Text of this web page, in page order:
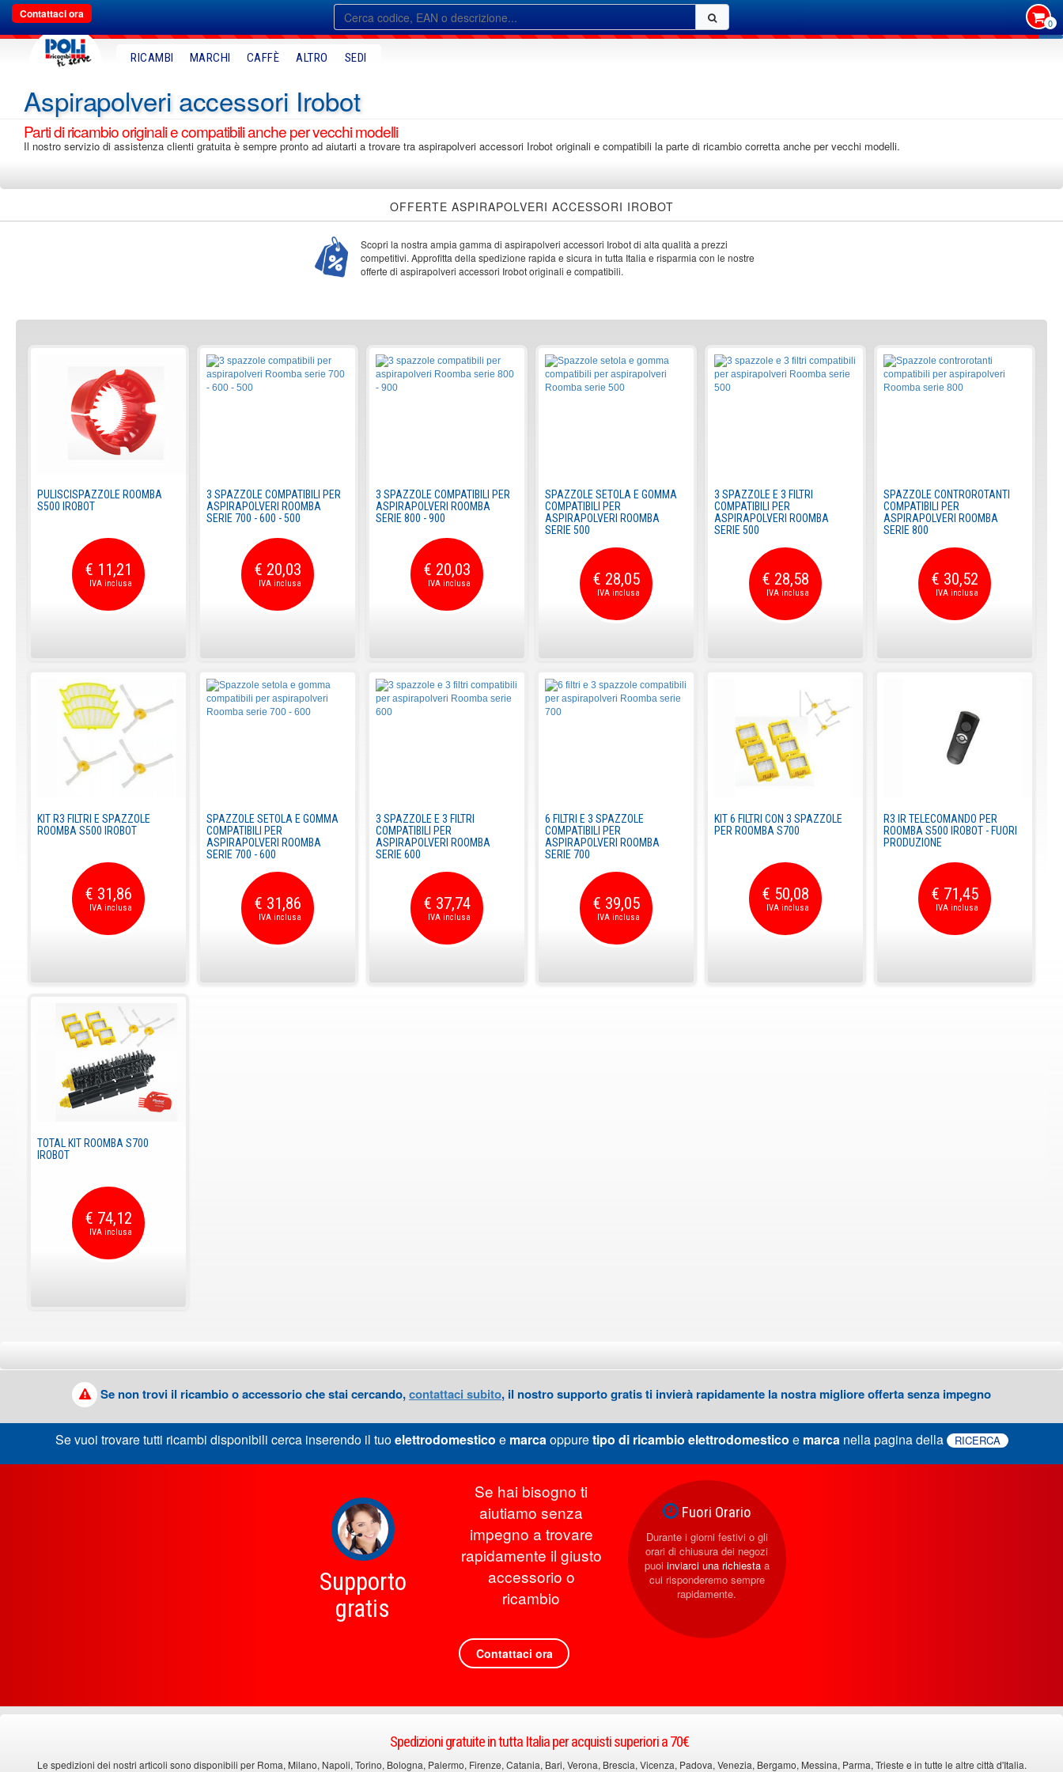
Contattaci ora
0
RICAMBI MARCHI CAFFÈ ALTRO SEDI
aspirapolveri accessori Irobot
Parti di ricambio originali e compatibili anche per vecchi modelli
Il nostro servizio di assistenza clienti gratuita è sempre pronto ad aiutarti a trovare tra aspirapolveri accessori Irobot originali e compatibili la parte di ricambio corretta anche per vecchi modelli.
OFFERTE ASPIRAPOLVERI ACCESSORI IROBOT
Scopri la nostra ampia gamma di aspirapolveri accessori Irobot di alta qualità a prezzi
competitivi. Approfitta della spedizione rapida e sicura in tutta Italia e risparmia con le nostre
offerte di aspirapolveri accessori Irobot originali e compatibili.
PULISCISPAZZOLE ROOMBA
S500 IROBOT
€ 11,21
3 SPAZZOLE COMPATIBILI PER
ASPIRAPOLVERI ROOMBA
SERIE 700 - 600 - 500
€ 20,03
3 SPAZZOLE COMPATIBILI PER
ASPIRAPOLVERI ROOMBA
SERIE 800 - 900
€ 20,03
SPAZZOLE SETOLA E GOMMA
COMPATIBILI PER
ASPIRAPOLVERI ROOMBA
SERIE 500
€ 28,05
3 SPAZZOLE E 3 FILTRI
COMPATIBILI PER
ASPIRAPOLVERI ROOMBA
SERIE 500
€ 28,58
SPAZZOLE CONTROROTANTI
COMPATIBILI PER
ASPIRAPOLVERI ROOMBA
SERIE 800
€ 30,52
KIT R3 FILTRI E SPAZZOLE
ROOMBA S500 IROBOT
€ 31,86
SPAZZOLE SETOLA E GOMMA
COMPATIBILI PER
ASPIRAPOLVERI ROOMBA
SERIE 700 - 600
€ 31,86
3 SPAZZOLE E 3 FILTRI
COMPATIBILI PER
ASPIRAPOLVERI ROOMBA
SERIE 600
€ 37,74
6 FILTRI E 3 SPAZZOLE
COMPATIBILI PER
ASPIRAPOLVERI ROOMBA
SERIE 700
€ 39,05
KIT 6 FILTRI CON 3 SPAZZOLE
PER ROOMBA S700
€ 50,08
R3 IR TELECOMANDO PER
ROOMBA S500 IROBOT - FUORI
PRODUZIONE
€ 71,45
TOTAL KIT ROOMBA S700
IROBOT
€ 74,12
Se non trovi il ricambio o accessorio che stai cercando,contattaci subito, il nostro supporto gratis ti invierà rapidamente la nostra migliore offerta senza impegno
Se vuoi trovare tutti ricambi disponibili cerca inserendo il tuoelettrodomestico e marcaoppuretipo di ricambio elettrodomestico e marcanella pagina della RICERCA
Supporto
gratis
Se hai bisogno ti
aiutiamo senza
impegno a trovare
rapidamente il giusto
accessorio o
ricambio
Contattaci ora
Fuori Orario
Durante i giorni festivi o gli
orari di chiusura dei negozi
puoi inviarci una richiestaa
cui risponderemo sempre
rapidamente.
Spedizioni gratuite in tutta Italia per acquisti superiori a 70€
Le spedizioni dei nostri articoli sono disponibili per Roma, Milano, Napoli, Torino, Bologna, Palermo, Firenze, Catania, Bari, Verona, Brescia, Vicenza, Padova, Venezia, Bergamo, Messina, Parma, Trieste e in tutte le altre città d'Italia.